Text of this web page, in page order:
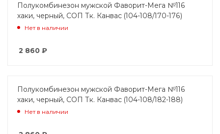
Полукомбинезон мужской Фаворит-Мега №116
хаки, черный, СОП Тк. Канвас (104-108/170-176)
Нет в наличии
2 860 ₽
Полукомбинезон мужской Фаворит-Мега №116
хаки, черный, СОП Тк. Канвас (104-108/182-188)
Нет в наличии